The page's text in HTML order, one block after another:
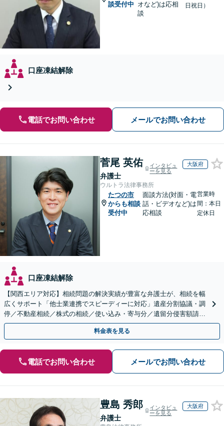
談受付中 オなど)は応相
談
日祝日）
口座凍結解除
電話でお問い合わせ メールでお問い合わせ
菅尾 英佑
弁護士
インタビュ
ーを見る
大阪府
ウルトラ法律事務所
たつの市
からも相談
受付中
面談方法(対面・電
話・ビデオなど)は
応相談
営業時
間：本日
定休日
口座凍結解除
【関西エリア対応】相続問題の解決実績が豊富な弁護士が、相続を幅
広くサポート「他士業連携でスピーディーに対応」遺産分割協議・調
停／不動産相続／株式の相続／使い込み・寄与分／遺留分侵害額請求
／相続放棄（借金の相続）／遺言書作成
料金表を見る
電話でお問い合わせ メールでお問い合わせ
豊島 秀郎
弁護士
インタビュ
ーを見る
大阪府